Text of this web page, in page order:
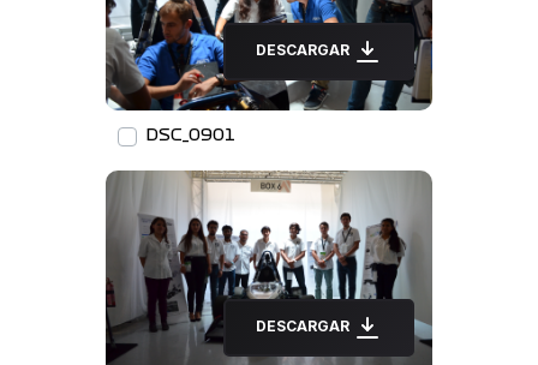
DESCARGAR
DSC_0901
DESCARGAR